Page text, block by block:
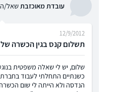
עובדת מאוכזבת שאל/
תשלום קנס בגין הכשרה
12/9/2012
שלום, יש לי שאלה משפטית
כשנתיים התחלתי לעבוד
הנדסה ולא הייתה לי שום